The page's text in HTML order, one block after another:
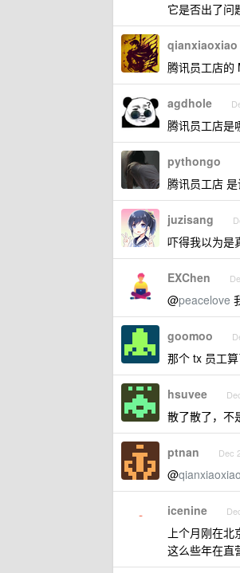
它是否出了问
qianxiaoxiao
腾讯员工店的
agdhole
腾讯员工店是
pythongo
腾讯员工店
juzisang
吓得我以为是
EXChen
@peacelove
goomoo
那个 tx 员工
hsuvee
散了散了，不
ptnan Dec
@qianxiaoxiao
icenine
上个月刚在
这么些年在直